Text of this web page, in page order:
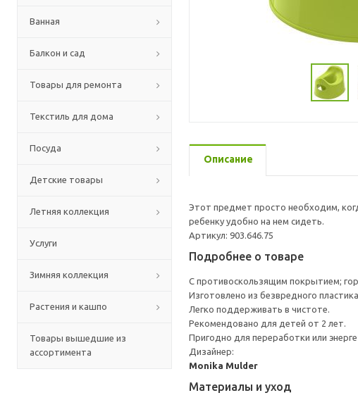
Ванная
Балкон и сад
Товары для ремонта
Текстиль для дома
Посуда
Детские товары
Летняя коллекция
Услуги
Зимняя коллекция
Растения и кашпо
Товары вышедшие из
ассортимента
Описание
Этот предмет просто необходим,
ребенку удобно на нем сидеть.
Артикул: 903.646.75
Подробнее о товаре
С противоскользящим покрытием;
Изготовлено из безвредного
Легко поддерживать в чистоте.
Рекомендовано для детей от 2 лет.
Пригодно для переработки или
Дизайнер:
Monika Mulder
Материалы и уход